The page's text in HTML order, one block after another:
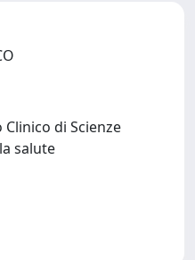
di Scienze
salute